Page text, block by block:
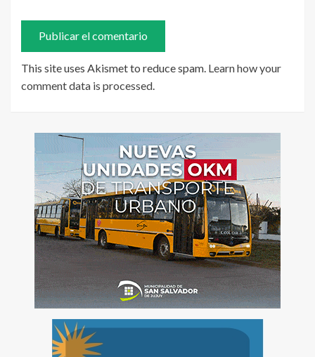
This site uses Akismet to reduce spam. Learn how your
comment data is processed